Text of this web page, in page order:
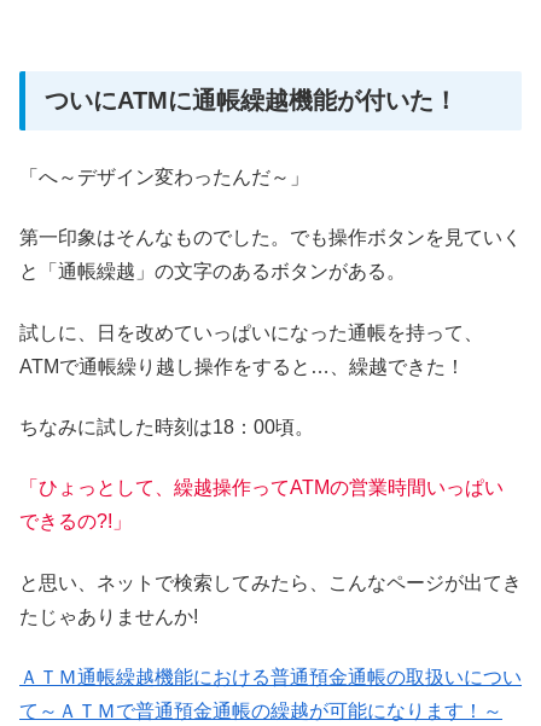
ついにATMに通帳繰越機能が付いた！
「へ～デザイン変わったんだ～」
第一印象はそんなものでした。でも操作ボタンを見ていく
と
「通帳繰越」 の文字のあるボタンがある。
試しに、日を改めていっぱいになった通帳を持って、
ATMで通帳繰り越し操作をすると…、繰越できた！
ちなみに試した時刻は18：00頃。
「ひょっとして、繰越操作ってATMの営業時間いっぱい
できるの?!」
と思い、ネットで検索してみたら、こんなページが出てき
たじゃありませんか!
ＡＴＭ通帳繰越機能における普通預金通帳の取扱いについ
て～ＡＴＭで普通預金通帳の繰越が可能になります！～